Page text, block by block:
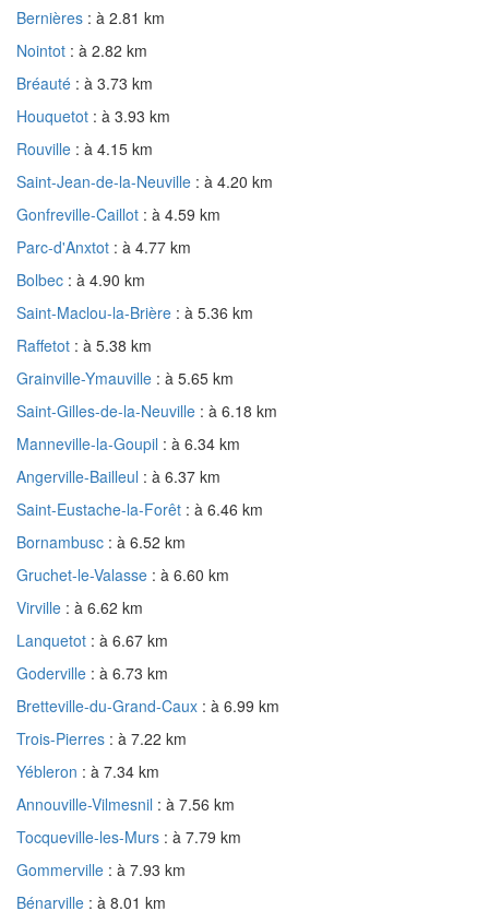
Bernières : à 2.81 km
Nointot : à 2.82 km
Bréauté : à 3.73 km
Houquetot : à 3.93 km
Rouville : à 4.15 km
Saint-Jean-de-la-Neuville : à 4.20 km
Gonfreville-Caillot : à 4.59 km
Parc-d'Anxtot : à 4.77 km
Bolbec : à 4.90 km
Saint-Maclou-la-Brière : à 5.36 km
Raffetot : à 5.38 km
Grainville-Ymauville : à 5.65 km
Saint-Gilles-de-la-Neuville : à 6.18 km
Manneville-la-Goupil : à 6.34 km
Angerville-Bailleul : à 6.37 km
Saint-Eustache-la-Forêt : à 6.46 km
Bornambusc : à 6.52 km
Gruchet-le-Valasse : à 6.60 km
Virville : à 6.62 km
Lanquetot : à 6.67 km
Goderville : à 6.73 km
Bretteville-du-Grand-Caux : à 6.99 km
Trois-Pierres : à 7.22 km
Yébleron : à 7.34 km
Annouville-Vilmesnil : à 7.56 km
Tocqueville-les-Murs : à 7.79 km
Gommerville : à 7.93 km
Bénarville : à 8.01 km